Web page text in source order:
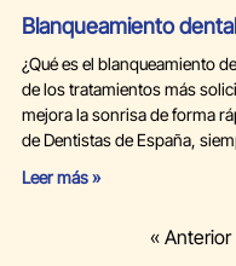
Blanqueamiento
¿Qué es el blanqueamiento
de los tratamientos más
mejora la sonrisa de forma
de Dentistas de España,
Leer más »
« Anterior